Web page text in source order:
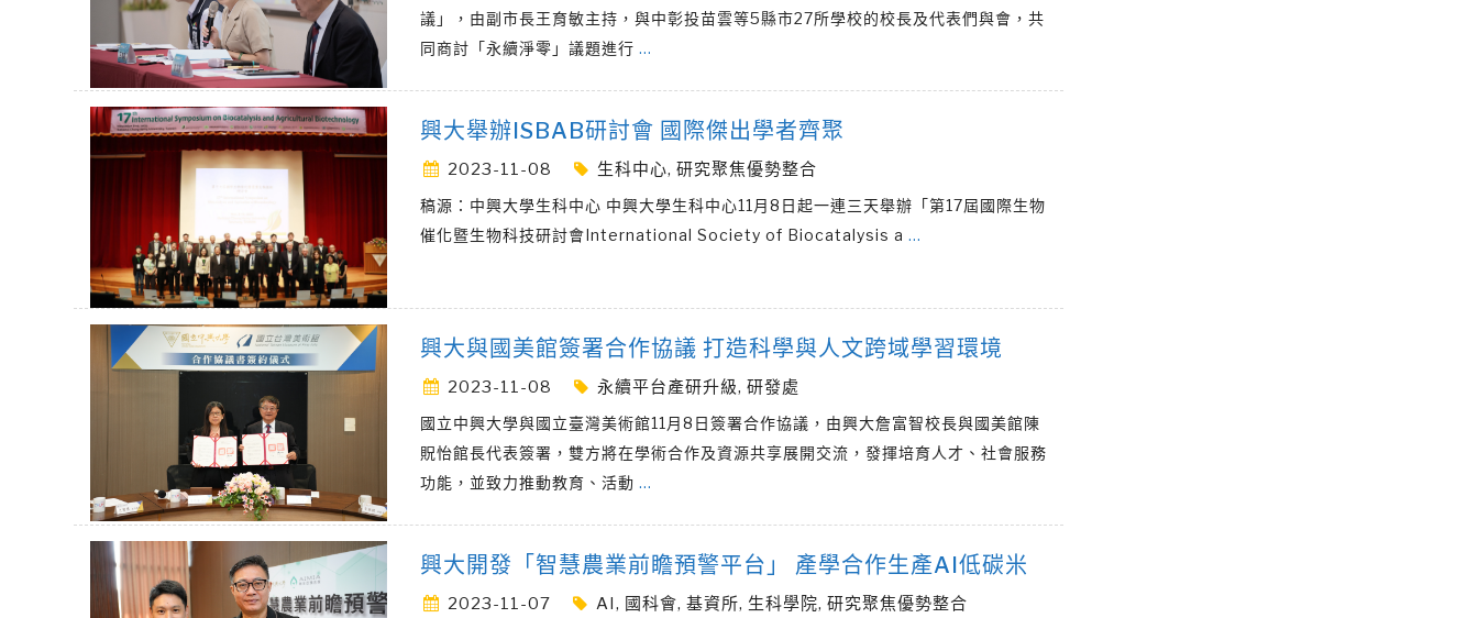
議」，由副市長王育敏主持，與中彰投苗雲等5縣市27所學校的校長及代表們與會，共
同商討「永續淨零」議題進行 …
興大舉辦ISBAB研討會 國際傑出學者齊聚
2023-11-08 生科中心, 研究聚焦優勢整合
稿源：中興大學生科中心 中興大學生科中心11月8日起一連三天舉辦「第17屆國際生物
催化暨生物科技研討會International Society of Biocatalysis a …
興大與國美館簽署合作協議 打造科學與人文跨域學習環境
2023-11-08 永續平台產研升級, 研發處
國立中興大學與國立臺灣美術館11月8日簽署合作協議，由興大詹富智校長與國美館陳
貺怡館長代表簽署，雙方將在學術合作及資源共享展開交流，發揮培育人才、社會服務
功能，並致力推動教育、活動 …
興大開發「智慧農業前瞻預警平台」 產學合作生產AI低碳米
2023-11-07 AI, 國科會, 基資所, 生科學院, 研究聚焦優勢整合